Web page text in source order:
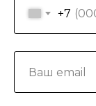
+7